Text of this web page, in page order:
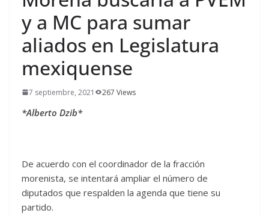
y a MC para sumar
aliados en Legislatura
mexiquense
7 septiembre, 2021 267 Views
*Alberto Dzib*
De acuerdo con el coordinador de la fracción
morenista, se intentará ampliar el número de
diputados que respalden la agenda que tiene su
partido.